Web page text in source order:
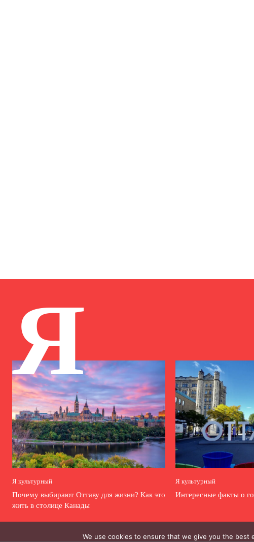
Я
Я культурный
Почему выбирают Оттаву для жизни? Как это
жить в столице Канады
Я культурный
Интересные факты о
We use cookies to ensure that we give you the